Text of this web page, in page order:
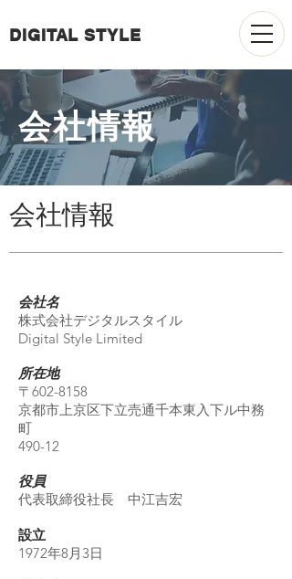
DIGITAL STYLE
​会社情報
​会社情報
会社名
株式会社デジタルスタイル
Digital Style Limited
所在地
〒602-8158
京都市上京区下立売通千本東入下ル中務
町
490-12
役員
代表取締役社長 中江吉宏
設立
1972年8月3日